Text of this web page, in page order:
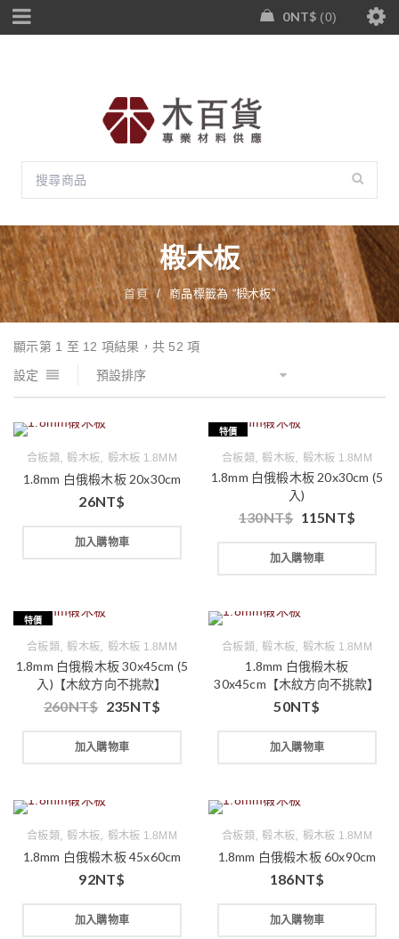
0NT$ 0
椴木板
首頁 / 商品標籤為 “椴木板”
顯示第 1 至 12 項結果，共 52 項
設定
預設排序
合板類,椴木板 椴木板 1.8MM
1.8mm 白俄椴木板 20x30cm
26NT$
加入購物車
特價
合板類,椴木板 椴木板 1.8MM
1.8mm 白俄椴木板 20x30cm (5
入)
130NT$ 115NT$
加入購物車
特價
合板類,椴木板 椴木板 1.8MM
1.8mm 白俄椴木板 30x45cm (5
入)【木紋方向不挑款】
260NT$ 235NT$
加入購物車
合板類,椴木板 椴木板 1.8MM
1.8mm 白俄椴木板
30x45cm【木紋方向不挑款】
50NT$
加入購物車
合板類,椴木板 椴木板 1.8MM
1.8mm 白俄椴木板 45x60cm
92NT$
加入購物車
合板類,椴木板 椴木板 1.8MM
1.8mm 白俄椴木板 60x90cm
186NT$
加入購物車